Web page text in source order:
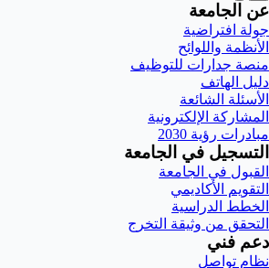
عن الجامعة
جولة افتراضية
الأنظمة واللوائح
منصة جدارات للتوظيف
دليل الهاتف
الأسئلة الشائعة
المشاركة الإلكترونية
مبادرات رؤية 2030
التسجيل في الجامعة
القبول في الجامعة
التقويم الأكاديمي
الخطط الدراسية
التحقق من وثيقة التخرج
دعم فني
نظام تواصل